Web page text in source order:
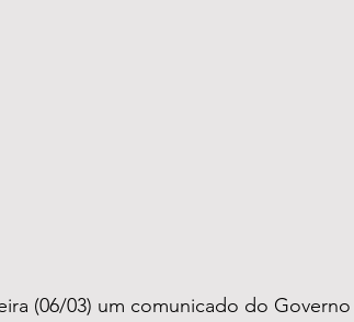
(06/03) um comunicado do Governo